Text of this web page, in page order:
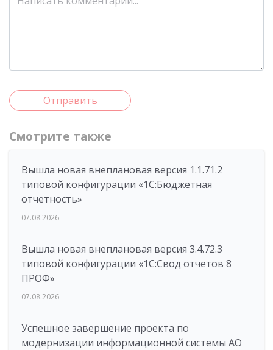
Отправить
Смотрите также
Вышла новая внеплановая версия 1.1.71.2
типовой конфигурации «1C:Бюджетная
отчетность»
07.08.2026
Вышла новая внеплановая версия 3.4.72.3
типовой конфигурации «1C:Свод отчетов 8
ПРОФ»
07.08.2026
Успешное завершение проекта по
модернизации информационной системы АО